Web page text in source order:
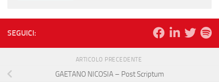
SEGUICI:
ARTICOLO PRECEDENTE
GAETANO NICOSIA – Post Scriptum